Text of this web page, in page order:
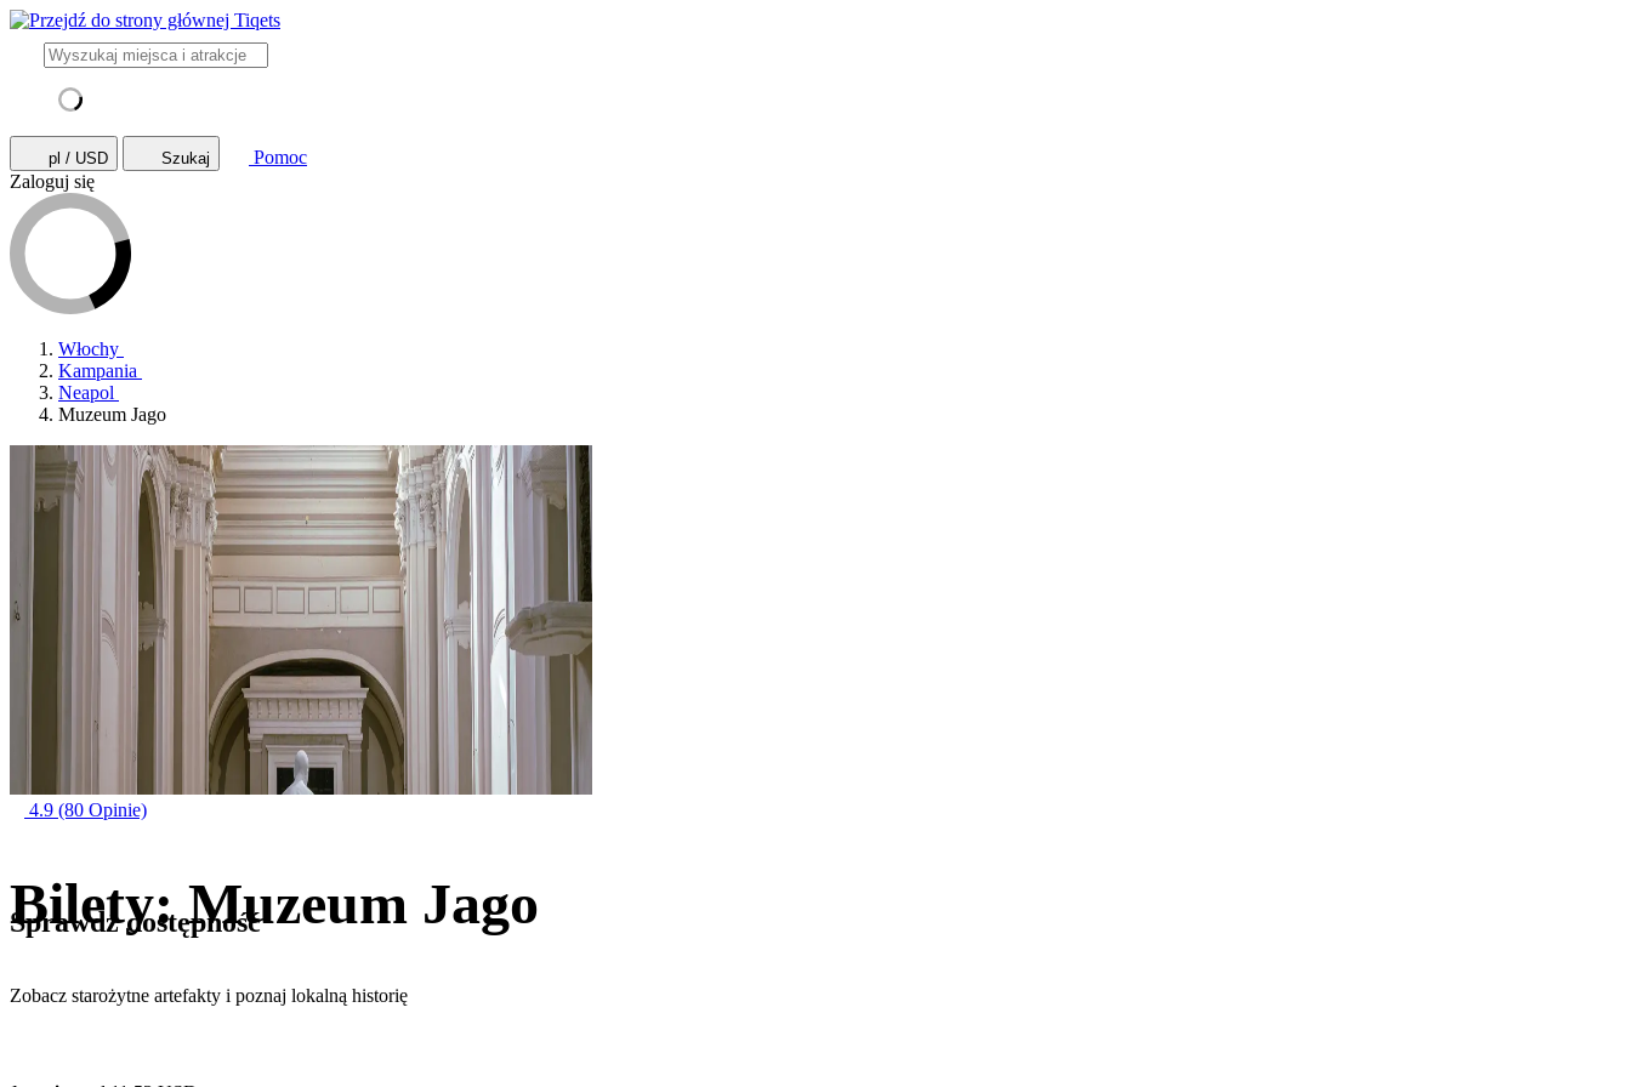
pl / USD Szukaj
Pomoc
Zaloguj się
Włochy
Kampania
Neapol
Muzeum Jago
4.9 (80 Opinie)
Bilety: Muzeum Jago
Zobacz starożytne artefakty i poznaj lokalną historię
Sprawdź dostępność